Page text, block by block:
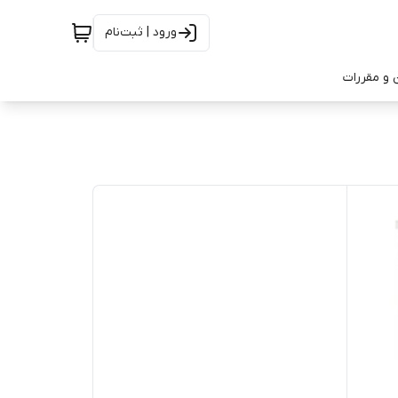
ورود | ثبت‌نام
و مقررات